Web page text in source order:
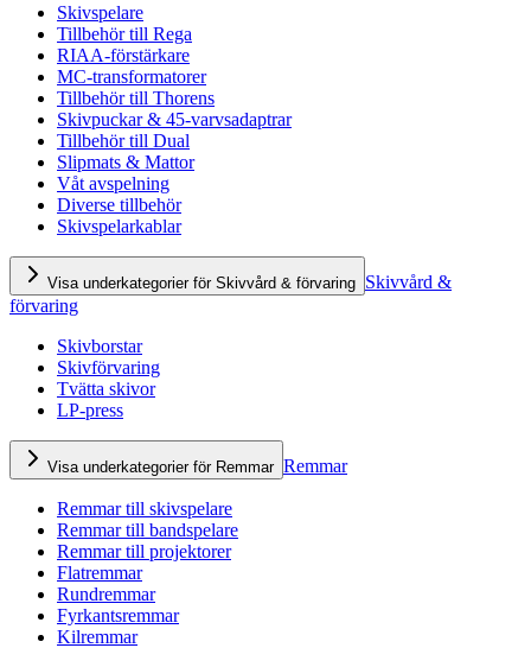
Skivspelare
Tillbehör till Rega
RIAA-förstärkare
MC-transformatorer
Tillbehör till Thorens
Skivpuckar & 45-varvsadaptrar
Tillbehör till Dual
Slipmats & Mattor
Våt avspelning
Diverse tillbehör
Skivspelarkablar
Visa underkategorier för Skivvård & förvaring Skivvård &
förvaring
Skivborstar
Skivförvaring
Tvätta skivor
LP-press
Visa underkategorier för Remmar Remmar
Remmar till skivspelare
Remmar till bandspelare
Remmar till projektorer
Flatremmar
Rundremmar
Fyrkantsremmar
Kilremmar